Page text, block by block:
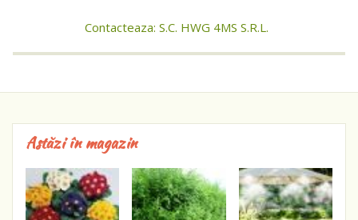
Contacteaza: S.C. HWG 4MS S.R.L.
Astăzi în magazin